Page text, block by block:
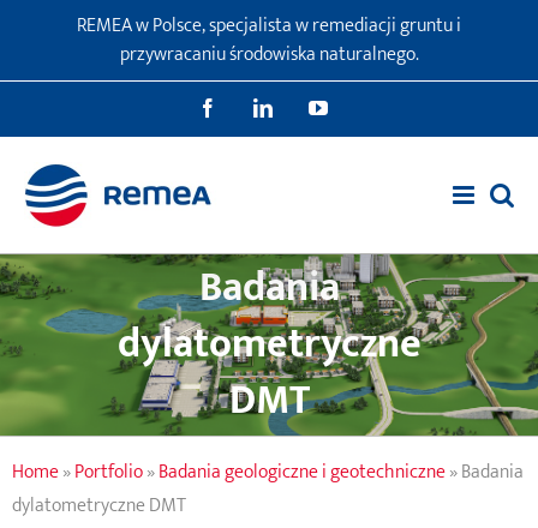
zawartości
REMEA w Polsce, specjalista w remediacji gruntu i
przywracaniu środowiska naturalnego.
FacebookLinkedInYouTube
Badania
dylatometryczne
DMT
Home»Portfolio»Badania geologiczne i geotechniczne»Badania
dylatometryczne DMT